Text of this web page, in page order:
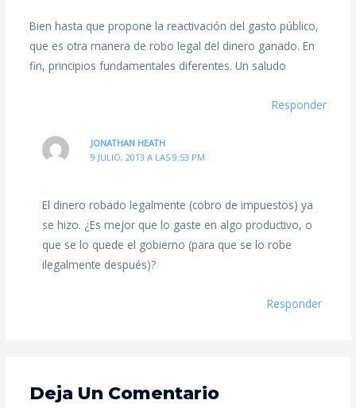
Bien hasta que propone la reactivación del gasto público,
que es otra manera de robo legal del dinero ganado. En
fin, principios fundamentales diferentes. Un saludo
Responder
JONATHAN HEATH
9 JULIO, 2013 A LAS 9:53 PM
El dinero robado legalmente (cobro de impuestos) ya
se hizo. ¿Es mejor que lo gaste en algo productivo, o
que se lo quede el gobierno (para que se lo robe
ilegalmente después)?
Responder
Deja Un Comentario